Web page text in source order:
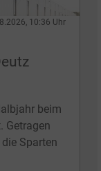
10:36 Uhr
beim
Getragen
Sparten